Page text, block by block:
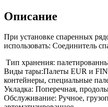
Описание
При установке спаренных
использовать: Соединитель
Тип хранения:
Виды тары:Палеты EUR и
контейнеры, специальные
Укладка: Поперечная,
Обслуживание: Ручное,